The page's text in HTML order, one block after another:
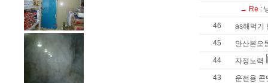
→ Re :
46
as해먹기
45
안산본오
44
자정노력
43
운전용 콘